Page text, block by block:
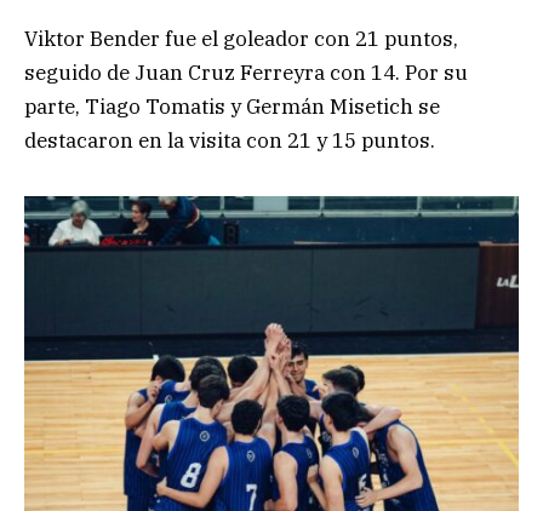
Viktor Bender fue el goleador con 21 puntos,
seguido de Juan Cruz Ferreyra con 14. Por su
parte, Tiago Tomatis y Germán Misetich se
destacaron en la visita con 21 y 15 puntos.